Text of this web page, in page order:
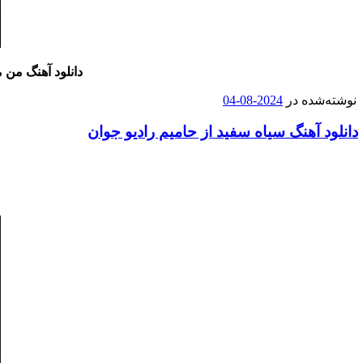
دانلود آهنگ من
نوشته‌شده در 2024-08-04
دانلود آهنگ سیاه سفید از حامیم رادیو جوان